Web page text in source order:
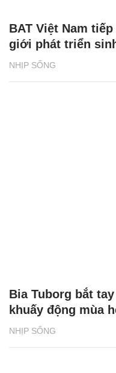
NHỊP SỐNG
BAT Việt Nam
giới phát triển
NHỊP SỐNG
Bia Tuborg bắt
khuấy động mùa